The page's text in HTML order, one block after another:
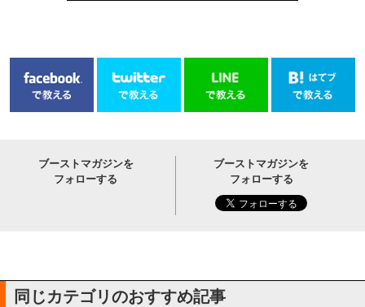
ブーストマガジンを
フォローする
ブーストマガジンを
フォローする
同じカテゴリのおすすめ記事